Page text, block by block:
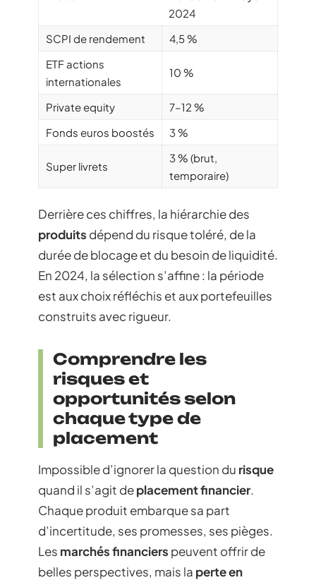
2024
SCPI de rendement
4,5 %
ETF actions
internationales
10 %
Private equity
7–12 %
Fonds euros boostés
3 %
Super livrets
3 % (brut,
temporaire)
Derrière ces chiffres, la hiérarchie des
produits dépend du risque toléré, de la
durée de blocage et du besoin de liquidité.
En 2024, la sélection s’affine : la période
est aux choix réfléchis et aux portefeuilles
construits avec rigueur.
Comprendre les
risques et
opportunités selon
chaque type de
placement
Impossible d’ignorer la question du risque
quand il s’agit deplacement financier.
Chaque produit embarque sa part
d’incertitude, ses promesses, ses pièges.
Les marchés financiers peuvent offrir de
belles perspectives, mais la perte en